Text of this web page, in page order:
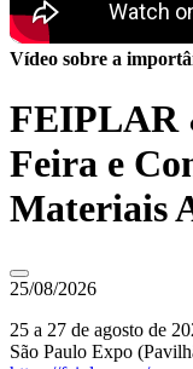
Vídeo sobre a
FEIPLAR
Feira e
Materiais
25/08/2026
25 a 27 de agosto de
São Paulo Expo